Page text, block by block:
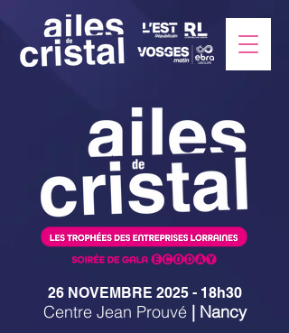
26 NOVEMBRE 2025 - 18h30
Centre Jean Prouvé | Nancy